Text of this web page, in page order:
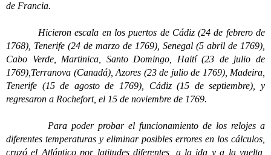
de Francia.
Hicieron escala en los puertos de Cádiz (24 de febrero de
1768), Tenerife (24 de marzo de 1769), Senegal (5 abril de 1769),
Cabo Verde, Martinica, Santo Domingo, Haití (23 de julio de
1769),Terranova (Canadá), Azores (23 de julio de 1769), Madeira,
Tenerife (15 de agosto de 1769), Cádiz (15 de septiembre), y
regresaron a Rochefort, el 15 de noviembre de 1769.
Para poder probar el funcionamiento de los relojes a
diferentes temperaturas y eliminar posibles errores en los cálculos,
cruzó el Atlántico por latitudes diferentes, a la ida y a la vuelta,